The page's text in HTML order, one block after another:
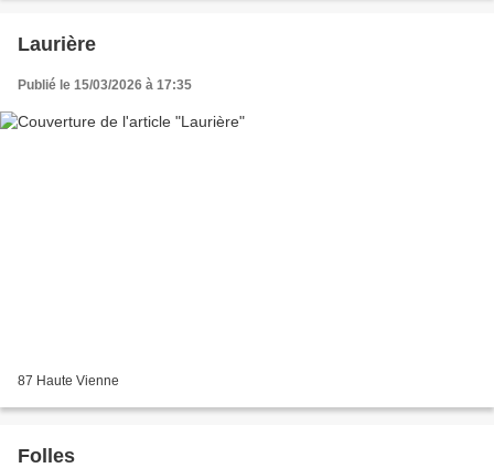
Laurière
Publié le 15/03/2026 à 17:35
87 Haute Vienne
Folles